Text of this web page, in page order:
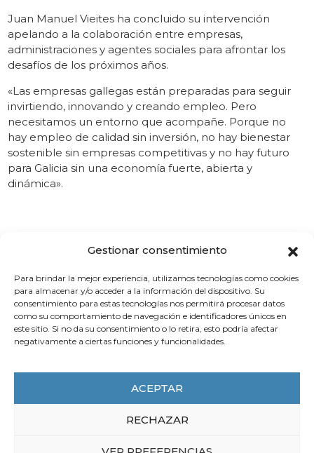
Gestionar consentimiento
Para brindar la mejor experiencia, utilizamos tecnologías como cookies
para almacenar y/o acceder a la información del dispositivo. Su
consentimiento para estas tecnologías nos permitirá procesar datos
como su comportamiento de navegación e identificadores únicos en
este sitio. Si no da su consentimiento o lo retira, esto podría afectar
negativamente a ciertas funciones y funcionalidades.
ACEPTAR
RECHAZAR
Juan Manuel Vieites ha concluido su intervención
apelando a la colaboración entre empresas,
administraciones y agentes sociales para afrontar los
desafíos de los próximos años.
«Las empresas gallegas están preparadas para seguir
invirtiendo, innovando y creando empleo. Pero
necesitamos un entorno que acompañe. Porque no
hay empleo de calidad sin inversión, no hay bienestar
sostenible sin empresas competitivas y no hay futuro
para Galicia sin una economía fuerte, abierta y
dinámica».
También le puedeinteresar